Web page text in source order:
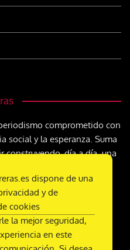
comprometido con
social y la esperanza. Suma
construyendo, día a día, una
el mundo del trabajo
| ISSN 2340-9231 |
dispone de una
y de
cookies
la mejor seguridad,
en este